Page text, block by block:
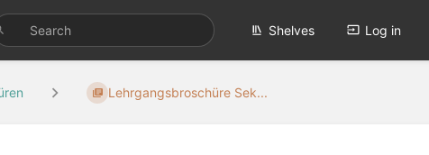
Shelves Log in
Lehrgangsbroschüre Sek...